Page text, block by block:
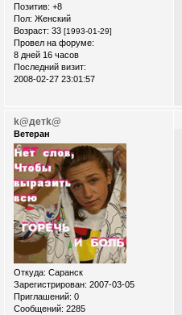
Позитив: +8
Пол: Женский
Возраст: 33 [1993-01-29]
Провел на форуме:
8 дней 16 часов
Последний визит:
2008-02-27 23:01:57
k@детk@
Ветеран
Откуда: Саранск
Зарегистрирован: 2007-03-05
Приглашений: 0
Сообщений: 2285